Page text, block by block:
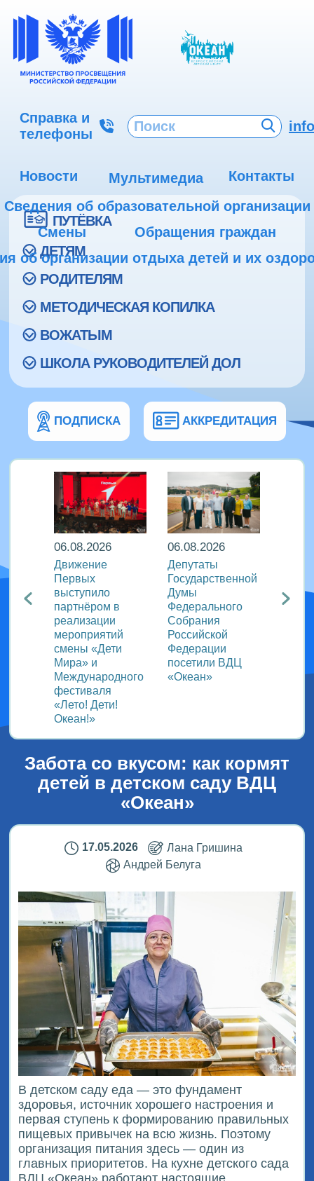
Справка и
телефоны
Новости Мультимедиа
Контакты
Сведения об образовательной организации
Смены
Обращения граждан
об организации отдыха детей и их
ПУТЁВКА
ДЕТЯМ
РОДИТЕЛЯМ
МЕТОДИЧЕСКАЯ КОПИЛКА
ВОЖАТЫМ
ШКОЛА РУКОВОДИТЕЛЕЙ ДОЛ
ПОДПИСКА АККРЕДИТАЦИЯ
в
06.08.2026
Движение
Первых
выступило
партнёром в
реализации
мероприятий
смены «Дети
Мира» и
Международного
фестиваля
«Лето! Дети!
Океан!»
06.08.2026
Депутаты
Государственной
Думы
Федерального
Собрания
Российской
Федерации
посетили ВДЦ
«Океан»
идеи
Забота со вкусом: как кормят
детей в детском саду ВДЦ
«Океан»
17.05.2026
Лана Гришина
Андрей Белуга
В детском саду еда — это фундамент
здоровья, источник хорошего настроения и
первая ступень к формированию правильных
пищевых привычек на всю жизнь. Поэтому
организация питания здесь — один из
главных приоритетов. На кухне детского сада